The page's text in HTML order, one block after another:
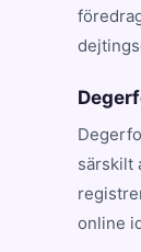
särskilt
online